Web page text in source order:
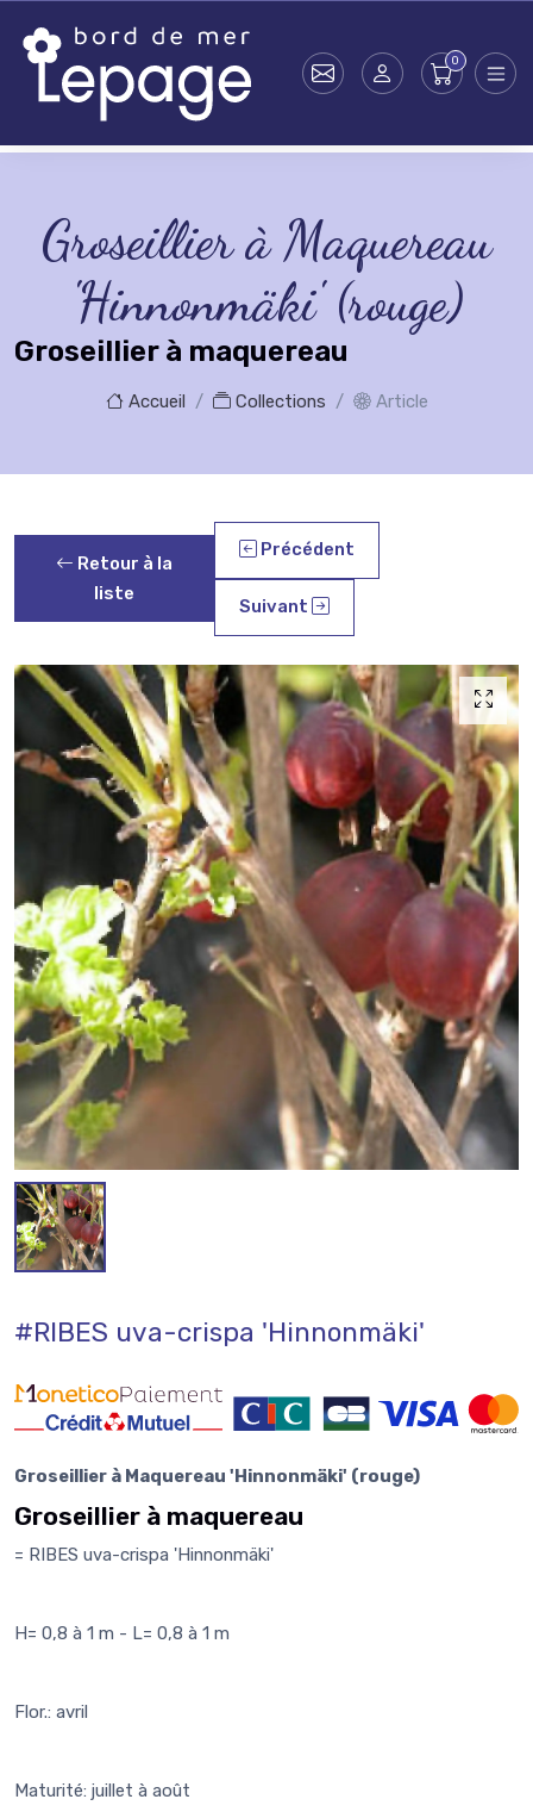
Groseillier à Maquereau
'Hinnonmäki' (rouge)
Groseillier à maquereau
Accueil Collections Article
Retour à la
liste
Précédent
Suivant
#RIBES uva-crispa 'Hinnonmäki'
Groseillier à Maquereau 'Hinnonmäki' (rouge)
Groseillier à maquereau
= RIBES uva-crispa 'Hinnonmäki'
H= 0,8 à 1 m - L= 0,8 à 1 m
Flor.: avril
Maturité: juillet à août